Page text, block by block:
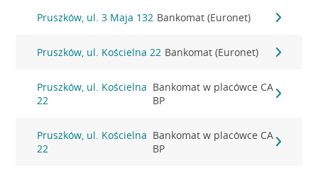
Pruszków, ul. 3 Maja 132 Bankomat (Euronet)
Pruszków, ul. Kościelna 22 Bankomat (Euronet)
Pruszków, ul. Kościelna
22
Bankomat w placówce CA
BP
Pruszków, ul. Kościelna
22
Bankomat w placówce CA
BP